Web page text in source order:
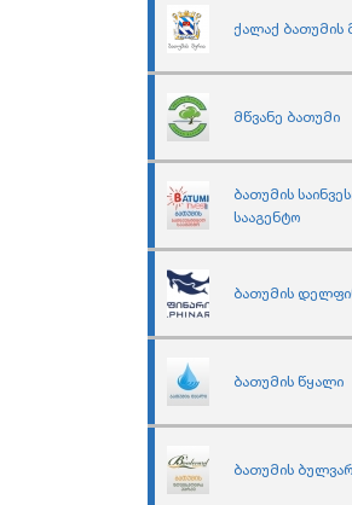
ქალაქ ბათუმის
მწვანე ბათუმი
ბათუმის
სააგენტო
ბათუმის
ბათუმის წყალი
ბათუმის